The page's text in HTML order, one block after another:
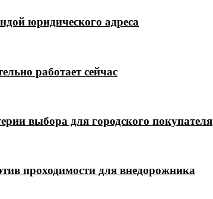
юридического адреса
работает сейчас
выбора для городского покупателя
проходимости для внедорожника